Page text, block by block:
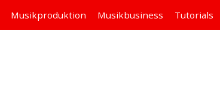
Musikproduktion Musikbusiness Tutorials